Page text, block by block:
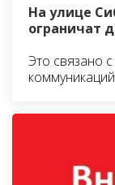
На улице
ограничат
Это связано
коммуникаций